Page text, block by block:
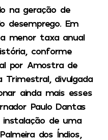
na geração de
desemprego. Em
menor taxa anual
conforme
por Amostra de
Trimestral, divulgada
ainda mais esses
Paulo Dantas
de uma
dos Índios,